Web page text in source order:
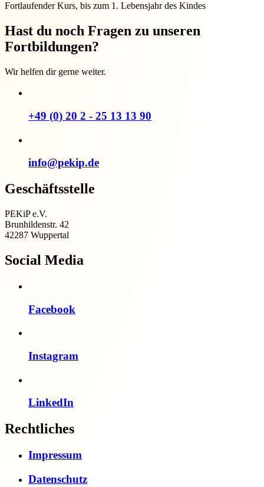
Fortlaufender Kurs, bis zum 1. Lebensjahr des Kindes
Hast du noch Fragen zu unseren
Fortbildungen?
Wir helfen dir gerne weiter.
+49 (0) 20 2 - 25 13 13 90
info@pekip.de
Geschäftsstelle
PEKiP e.V.
Brunhildenstr. 42
42287 Wuppertal
Social Media
Facebook
Instagram
LinkedIn
Rechtliches
Impressum
Datenschutz